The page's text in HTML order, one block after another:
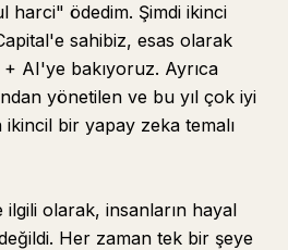
harci" ödedim. Şimdi ikinci
sahibiz, esas olarak
AI'ye bakıyoruz. Ayrıca
yönetilen ve bu yıl çok iyi
bir yapay zeka temalı
ilgili olarak, insanların hayal
Her zaman tek bir şeye